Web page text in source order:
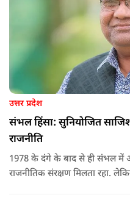
उत्तर प्रदेश
संभल हिंसा: सुनियोजित
राजनीति
1978 के दंगे के बाद से ही संभल में
राजनीतिक संरक्षण मिलता रहा.